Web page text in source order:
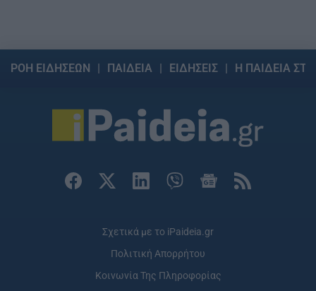
ΡΟΗ ΕΙΔΗΣΕΩΝ ΠΑΙΔΕΙΑ ΕΙΔΗΣΕΙΣ Η ΠΑΙΔΕΙΑ
Σχετικά με το iPaideia.gr
Πολιτική Απορρήτου
Κοινωνία Της Πληροφορίας